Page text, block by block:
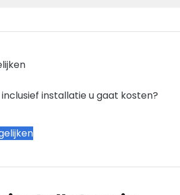
installatie u gaat kosten?